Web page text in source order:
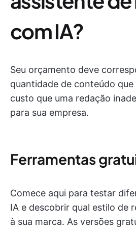
com IA?
Seu orçamento deve
quantidade de conteúdo que
custo que uma redação
para sua empresa.
Ferramentas
Comece aqui para testar
IA e descobrir qual estilo de
à sua marca. As versões